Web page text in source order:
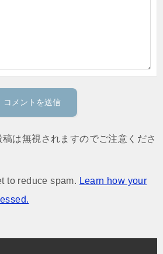
は無視されますのでご注意くださ
to reduce spam. Learn how your